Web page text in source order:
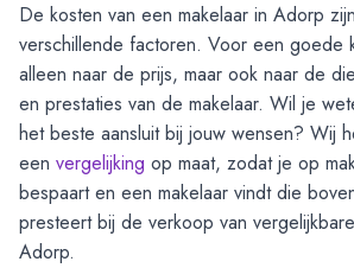
De kosten van een makelaar in Adorp
verschillende factoren. Voor een goede
alleen naar de prijs, maar ook naar de
en prestaties van de makelaar. Wil je
het beste aansluit bij jouw wensen? Wij
een vergelijking op maat, zodat je op
bespaart en een makelaar vindt die
presteert bij de verkoop van
Adorp.